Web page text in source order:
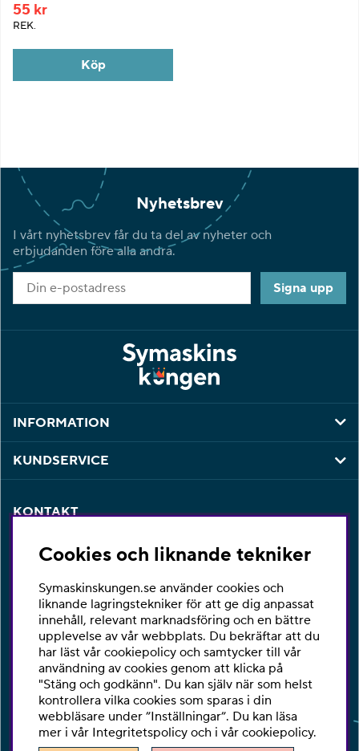
55 kr
REK.
Köp
Nyhetsbrev
I vårt nyhetsbrev får du ta del av nyheter och
erbjudanden före alla andra.
Signa upp
INFORMATION
KUNDSERVICE
KONTAKT
beställning så är du varmt välkommen att kontakta vår
Telefon:010-2518270
E-post:kontakta@symaskinskungen.se
Ångra köp
Cookies och liknande tekniker
Symaskinskungen.se använder cookies och
liknande lagringstekniker för att ge dig anpassat
innehåll, relevant marknadsföring och en bättre
upplevelse av vår webbplats. Du bekräftar att du
har läst vår cookiepolicy och samtycker till vår
användning av cookies genom att klicka på
"Stäng och godkänn". Du kan själv när som helst
kontrollera vilka cookies som sparas i din
webbläsare under ”Inställningar”. Du kan läsa
mer i vår Integritetspolicy och i vår cookiepolicy.